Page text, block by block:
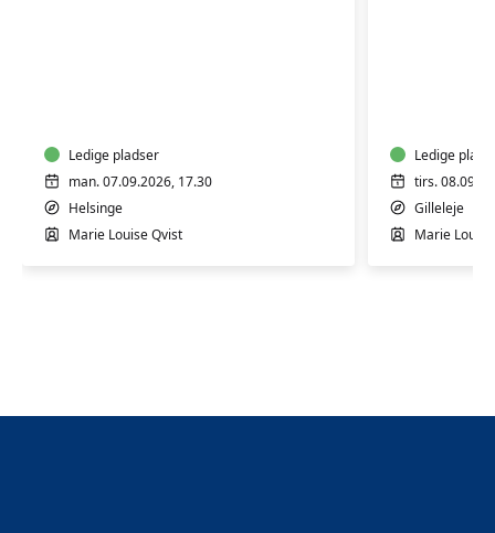
Ledige pladser
man. 07.09.2026, 17.30
Helsinge
Marie Louise Qvist
Ledige
tirs.
Gilleleje
Marie